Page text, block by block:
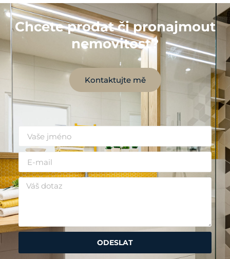
Chcete prodat či pronajmout
nemovitost?
Kontaktujte mě
ODESLAT